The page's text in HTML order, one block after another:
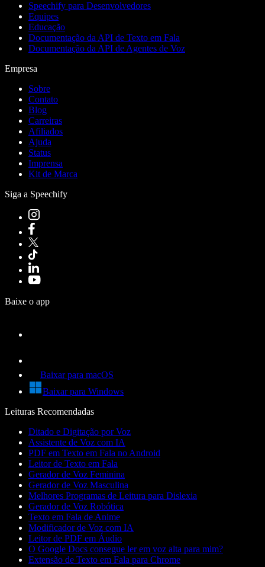
Speechify para Desenvolvedores
Equipes
Educação
Documentação da API de Texto em Fala
Documentação da API de Agentes de Voz
Empresa
Sobre
Contato
Blog
Carreiras
Afiliados
Ajuda
Status
Imprensa
Kit de Marca
Siga a Speechify
Baixe o app
Baixar para macOS
Baixar para Windows
Leituras Recomendadas
Ditado e Digitação por Voz
Assistente de Voz com IA
PDF em Texto em Fala no Android
Leitor de Texto em Fala
Gerador de Voz Feminina
Gerador de Voz Masculina
Melhores Programas de Leitura para Dislexia
Gerador de Voz Robótica
Texto em Fala de Anime
Modificador de Voz com IA
Leitor de PDF em Áudio
O Google Docs consegue ler em voz alta para mim?
Extensão de Texto em Fala para Chrome